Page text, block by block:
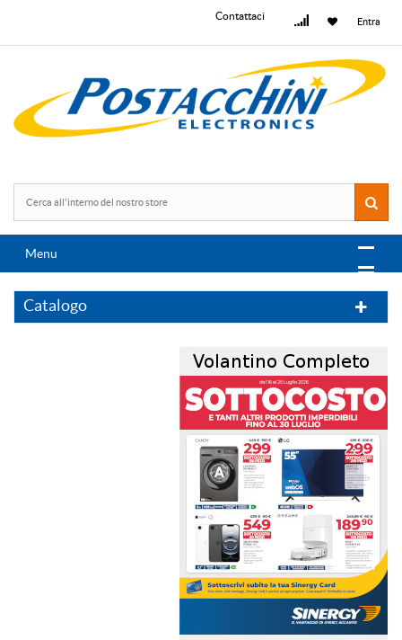
Entra
Contattaci
Menu
Catalogo